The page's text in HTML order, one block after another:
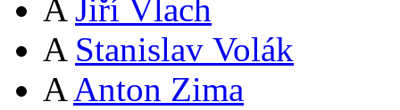
A Jiří Vlach
A Stanislav Volák
A Anton Zima